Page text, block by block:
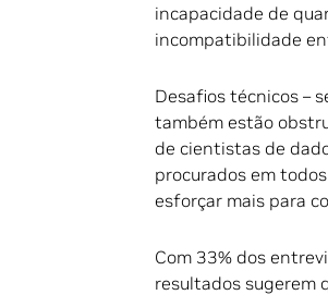
incapacidade de
incompatibilidade
Desafios técnicos –
também estão
de cientistas de
procurados em
esforçar mais para
Com 33% dos
resultados sugerem